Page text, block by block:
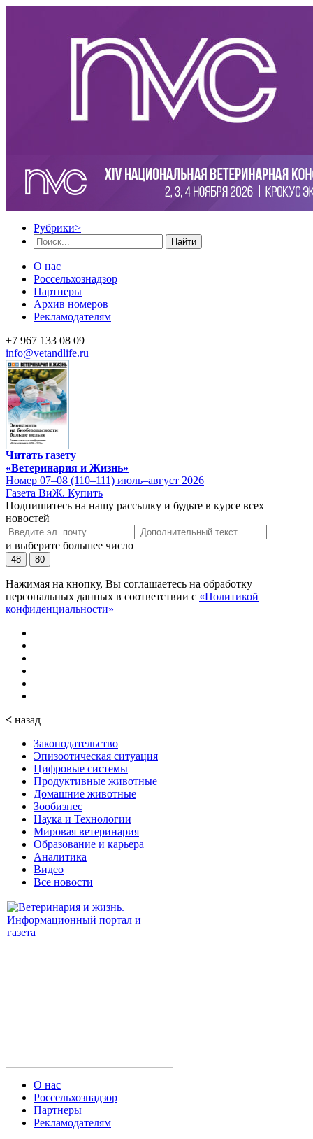
Рубрики>
Найти
О нас
Россельхознадзор
Партнеры
Архив номеров
Рекламодателям
+7 967 133 08 09
info@vetandlife.ru
Читать газету
«Ветеринария и Жизнь»
Номер 07–08 (110–111) июль–август 2026
Газета ВиЖ. Купить
Подпишитесь на нашу рассылку и будьте в курсе всех
новостей
и выберите большее число
48 80
Нажимая на кнопку, Вы соглашаетесь на обработку
персональных данных в соответствии с «Политикой
конфиденциальности»
< назад
Законодательство
Эпизоотическая ситуация
Цифровые системы
Продуктивные животные
Домашние животные
Зообизнес
Наука и Технологии
Мировая ветеринария
Образование и карьера
Аналитика
Видео
Все новости
О нас
Россельхознадзор
Партнеры
Рекламодателям